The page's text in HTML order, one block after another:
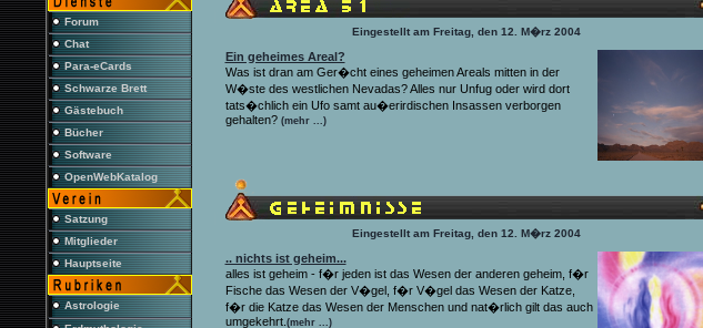
Forum
Chat
Para-eCards
Schwarze Brett
Gästebuch
Bücher
Software
OpenWebKatalog
Satzung
Mitglieder
Hauptseite
Astrologie
Eingestellt am Freitag, den 12. M�rz 2004
Ein geheimes Areal?
Was ist dran am Ger�cht eines geheimen Areals mitten in der
W�ste des westlichen Nevadas? Alles nur Unfug oder wird dort
tats�chlich ein Ufo samt au�erirdischen Insassen verborgen
gehalten? (mehr ...)
Eingestellt am Freitag, den 12. M�rz 2004
.. nichts ist geheim...
alles ist geheim - f�r jeden ist das Wesen der anderen geheim, f�r
Fische das Wesen der V�gel, f�r V�gel das Wesen der Katze,
f�r die Katze das Wesen der Menschen und nat�rlich gilt das auch
umgekehrt. (mehr ...)